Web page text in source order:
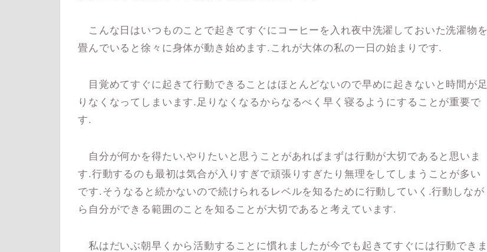
こんな日はいつものことで起きてすぐにコーヒーを入れ夜中洗濯しておいた洗濯物を
畳んでいると徐々に身体が動き始めます.これが大体の私の一日の始まりです.
目覚めてすぐに起きて行動できることはほとんどないので早めに起きないと時間が足
りなくなってしまいます.足りなくなるからなるべく早く寝るようにすることが重要で
す.
自分が何かを得たい,やりたいと思うことがあればまずは行動が大切であると思いま
す.行動するのも最初は気合が入りすぎで頑張りすぎたり無理をしてしまうことが多い
です.そうなると続かないので続けられるレベルを知るために行動していく.行動しなが
ら自分ができる範囲のことを知ることが大切であると考えています.
私はだいぶ朝早くから活動することに慣れましたが今でも起きてすぐには行動できま